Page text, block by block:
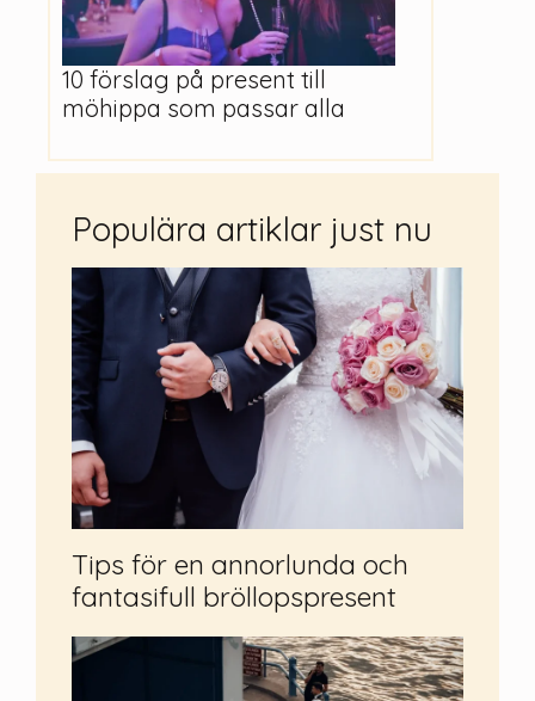
10 förslag på present till
möhippa som passar alla
Populära artiklar just nu
Tips för en annorlunda och
fantasifull bröllopspresent